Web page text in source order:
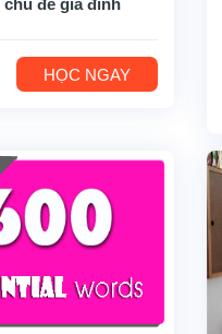
đề gia đình
HỌC NGAY